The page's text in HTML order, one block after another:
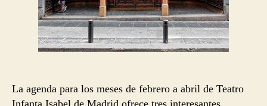
La agenda para los meses de febrero a abril de Teatro
Infanta Isabel de Madrid ofrece tres interesantes